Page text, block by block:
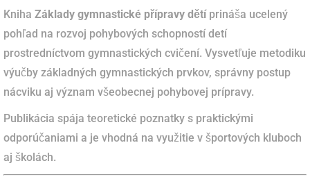
Kniha Základy gymnastické přípravy dětíprináša ucelený
pohľad na rozvoj pohybových schopností detí
prostredníctvom gymnastických cvičení. Vysvetľuje metodiku
výučby základných gymnastických prvkov, správny postup
nácviku aj význam všeobecnej pohybovej prípravy.
Publikácia spája teoretické poznatky s praktickými
odporúčaniami a je vhodná na využitie v športových kluboch
aj školách.